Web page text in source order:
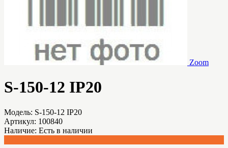
Zoom
S-150-12 IP20
Модель: S-150-12 IP20
Артикул: 100840
Наличие: Есть в наличии